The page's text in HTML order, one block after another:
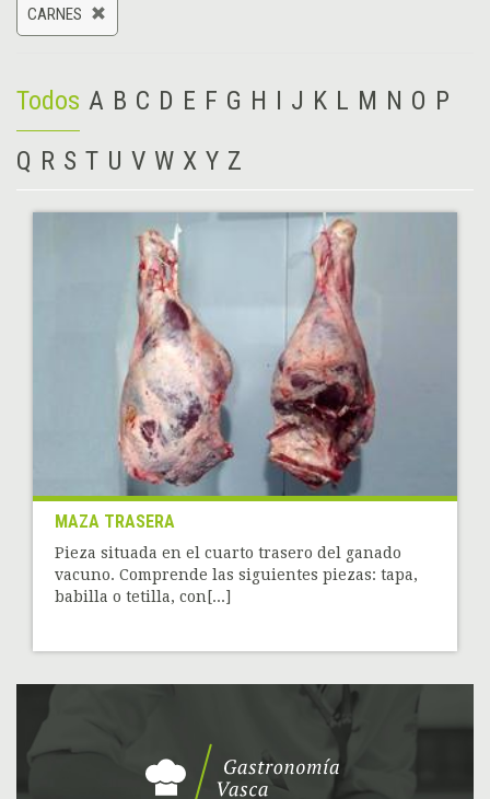
CARNES
Todos A B C D E F G H I J K L M N O P
Q R S T U V W X Y Z
MAZA TRASERA
Pieza situada en el cuarto trasero del ganado
vacuno. Comprende las siguientes piezas: tapa,
babilla o tetilla, con[...]